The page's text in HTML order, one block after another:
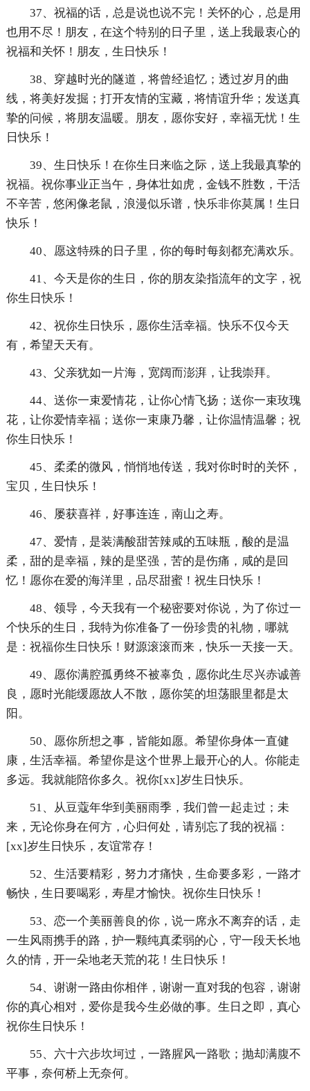
37、祝福的话，总是说也说不完！关怀的心，总是用
也用不尽！朋友，在这个特别的日子里，送上我最衷心的
祝福和关怀！朋友，生日快乐！
38、穿越时光的隧道，将曾经追忆；透过岁月的曲
线，将美好发掘；打开友情的宝藏，将情谊升华；发送真
挚的问候，将朋友温暖。朋友，愿你安好，幸福无忧！生
日快乐！
39、生日快乐！在你生日来临之际，送上我最真挚的
祝福。祝你事业正当午，身体壮如虎，金钱不胜数，干活
不辛苦，悠闲像老鼠，浪漫似乐谱，快乐非你莫属！生日
快乐！
40、愿这特殊的日子里，你的每时每刻都充满欢乐。
41、今天是你的生日，你的朋友染指流年的文字，祝
你生日快乐！
42、祝你生日快乐，愿你生活幸福。快乐不仅今天
有，希望天天有。
43、父亲犹如一片海，宽阔而澎湃，让我崇拜。
44、送你一束爱情花，让你心情飞扬；送你一束玫瑰
花，让你爱情幸福；送你一束康乃馨，让你温情温馨；祝
你生日快乐！
45、柔柔的微风，悄悄地传送，我对你时时的关怀，
宝贝，生日快乐！
46、屡获喜祥，好事连连，南山之寿。
47、爱情，是装满酸甜苦辣咸的五味瓶，酸的是温
柔，甜的是幸福，辣的是坚强，苦的是伤痛，咸的是回
忆！愿你在爱的海洋里，品尽甜蜜！祝生日快乐！
48、领导，今天我有一个秘密要对你说，为了你过一
个快乐的生日，我特为你准备了一份珍贵的礼物，哪就
是：祝福你生日快乐！财源滚滚而来，快乐一天接一天。
49、愿你满腔孤勇终不被辜负，愿你此生尽兴赤诚善
良，愿时光能缓愿故人不散，愿你笑的坦荡眼里都是太
阳。
50、愿你所想之事，皆能如愿。希望你身体一直健
康，生活幸福。希望你是这个世界上最开心的人。你能走
多远。我就能陪你多久。祝你[xx]岁生日快乐。
51、从豆蔻年华到美丽雨季，我们曾一起走过；未
来，无论你身在何方，心归何处，请别忘了我的祝福：
[xx]岁生日快乐，友谊常存！
52、生活要精彩，努力才痛快，生命要多彩，一路才
畅快，生日要喝彩，寿星才愉快。祝你生日快乐！
53、恋一个美丽善良的你，说一席永不离弃的话，走
一生风雨携手的路，护一颗纯真柔弱的心，守一段天长地
久的情，开一朵地老天荒的花！生日快乐！
54、谢谢一路由你相伴，谢谢一直对我的包容，谢谢
你的真心相对，爱你是我今生必做的事。生日之即，真心
祝你生日快乐！
55、六十六步坎坷过，一路腥风一路歌；抛却满腹不
平事，奈何桥上无奈何。